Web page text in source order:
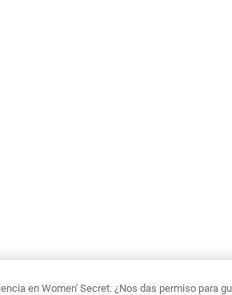
en Women' Secret. ¿Nos das permiso para